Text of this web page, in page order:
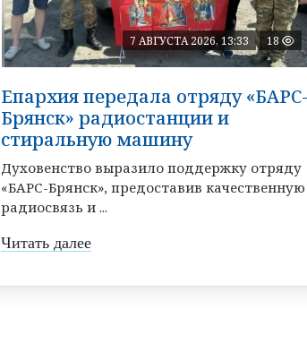
7 АВГУСТА 2026, 13:33 18
Епархия передала отряду «БАРС-
Брянск» радиостанции и
стиральную машину
Духовенство выразило поддержку отряду
«БАРС-Брянск», предоставив качественную
радиосвязь и ...
Читать далее